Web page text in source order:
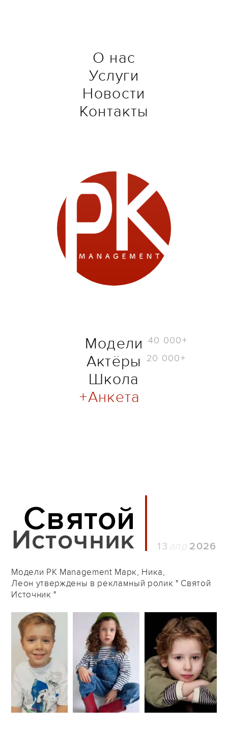
О нас
Услуги
Новости
Контакты
Модели 40 000+
Актёры 20 000+
Школа
Анкета
Святой
Источник 13 2026
Модели PK Management Марк, Ника,
Леон утверждены в рекламный ролик " Святой
Источник "